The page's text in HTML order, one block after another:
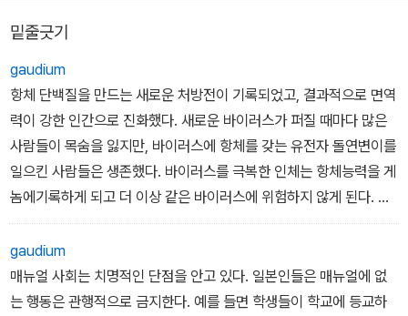
10월의 마지막 날인 핼러윈 데이에 등장하는 잭오랜턴(Jack-O-lan
tern)도 켈트인들의 두개골 숭배와 관련 있다. 커다란 주황색 호박에
눈, 코, 입 구멍을 뚫어 등불로 사용하는 것인데, 이 관습은 두개골 숭
배의 오랜 흔적이다. 원래 켈트인들의 설날은 11월 1일이라, 10월의
마지막 날 온갖 잡귀들에게 달달한 사탕을 주면서 1년의 액을 막고자
한 것이다. 괴물이나 유령, 몬스터에게 자신들을 해코지하지 말아 달
라고 단 것을 주며 달래는 풍습이다. 그런 켈트 풍습이 아일랜드인의
얼마간 빅토르 위고 자신의 모습이 새겨져 있다. 위고는 제2공화국에
서 의회 의원을 지내기도 했는데, 1851년 루이 나폴레옹 보나파르트
가 쿠데타를 일으키고 프랑스 제2제국이 수립되던 해(1852)에 황제
(나폴레옹 3세)로 등극하는 제정정치에 반대했다가 벨기에로 망명한
다. 빅토르 위고는 『레미제라블』을 이 시기, 망명 중에 집필했다.
영화 〈레미제라블〉이 주목하는 1815년은 왕정복고기가 시작되던 해
다. 나폴레옹이 패망한 후, 대혁명으로 처형된 루이 16세의 뒤를 이
어, 망명 중이던 루이 18세가 돌아와 부르봉 왕가를 재건한다. 한편
마리우스가 혁명에 가담한 1832년은 루이 필립 재임 시절이다. 이 시
기 프랑스는 왕정과 공화정이 애매한 형태로 공존했는데, 공화당파
지도자 라마르크의 서거를 기점으로 공화당의 혁명군이 봉기를 일으
의자, 그리고 의자의 사전적 정의가 적힌 텍스트로 이루어져 있다. 코
수스는 이 작품을 통해 사진으로 복제된 의자의 이미지, 물리적인 의
자, 그리고 의자의 언어화 중에서 우리가 알고 있는 진짜 개념이 무엇
인지 사유하게 한다.
미국의 세계적인 미술비평가이자 예술철학자인 아서 단토는 방대한
미술사를 시대별로 과감하게 세 가지 특징으로 구분했다.
첫 번째는 ‘모방과 재현 시대’다. 르네상스가 시작된 1400년 무렵 이
전의 시대를 가리킨다. 인류 문명의 탄생 이후 가장 오랜 시기에 해당
한다. 이 시대에 인정받는 예술작품이란 원근법과 해부학, 실재 그대
로를 재현하기 위한 정확한 데생 실력, 그리고 비례가 작품 속에 스며
들어 있어야 했다.
밑줄긋기
gaudium
항체 단백질을 만드는 새로운 처방전이 기록되었고, 결과적으로 면역
력이 강한 인간으로 진화했다. 새로운 바이러스가 퍼질 때마다 많은
사람들이 목숨을 잃지만, 바이러스에 항체를 갖는 유전자 돌연변이를
일으킨 사람들은 생존했다. 바이러스를 극복한 인체는 항체능력을 게
놈에기록하게 되고 더 이상 같은 바이러스에 위험하지 않게 된다. 항
체 생성은 유전학적 생존방식이다.
gaudium
매뉴얼 사회는 치명적인 단점을 안고 있다. 일본인들은 매뉴얼에 없
는 행동은 관행적으로 금지한다. 예를 들면 학생들이 학교에 등교하